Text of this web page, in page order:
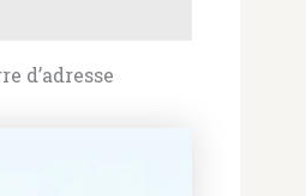
d’adresse